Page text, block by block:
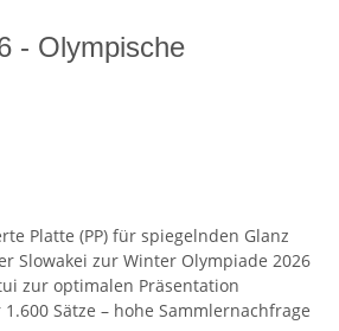
- Olympische
Platte (PP) für spiegelnden Glanz
Slowakei zur Winter Olympiade 2026
zur optimalen Präsentation
Sätze – hohe Sammlernachfrage